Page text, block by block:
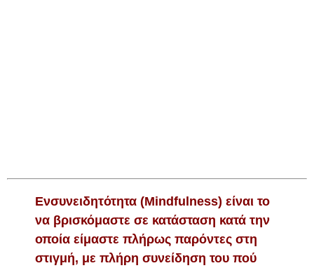
Ενσυνειδητότητα (Mindfulness) είναι το
να βρισκόμαστε σε κατάσταση κατά την
οποία είμαστε πλήρως παρόντες στη
στιγμή, με πλήρη συνείδηση του πού